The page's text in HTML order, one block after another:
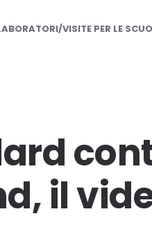
VISITE PER LE
il